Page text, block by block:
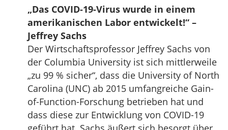
„Das COVID-19-Virus wurde in einem
amerikanischen Labor entwickelt!“ –
Jeffrey Sachs
Der Wirtschaftsprofessor Jeffrey Sachs von
der Columbia University ist sich mittlerweile
„zu 99 % sicher“, dass die University of North
Carolina (UNC) ab 2015 umfangreiche Gain-
of-Function-Forschung betrieben hat und
dass diese zur Entwicklung von COVID-19